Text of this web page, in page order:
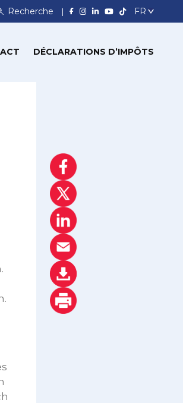
Recherche
DÉCLARATIONS D’IMPÔTS